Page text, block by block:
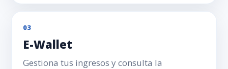
03
E-Wallet
Gestiona tus ingresos y consulta la